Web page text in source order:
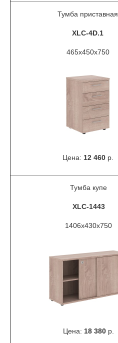
Тумба приставная
XLC-4D.1
465x450x750
Цена: 12 460 р.
Тумба купе
XLC-1443
1406x430x750
Цена: 18 380 р.